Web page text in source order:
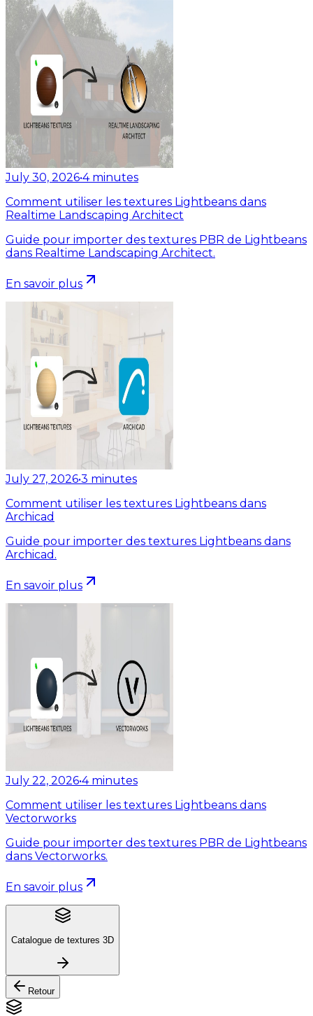
July 30, 2026•4 minutes
Comment utiliser les textures Lightbeans dans
Realtime Landscaping Architect
Guide pour importer des textures PBR de Lightbeans
dans Realtime Landscaping Architect.
En savoir plus
July 27, 2026•3 minutes
Comment utiliser les textures Lightbeans dans
Archicad
Guide pour importer des textures Lightbeans dans
Archicad.
En savoir plus
July 22, 2026•4 minutes
Comment utiliser les textures Lightbeans dans
Vectorworks
Guide pour importer des textures PBR de Lightbeans
dans Vectorworks.
En savoir plus
Catalogue de textures 3D
Retour